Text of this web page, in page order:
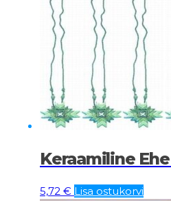
Keraamiline
5,72 € Lisa ostukorvi